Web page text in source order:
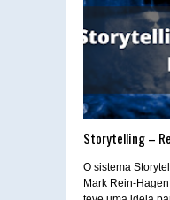
Storytelling –
O sistema
Mark Rein-